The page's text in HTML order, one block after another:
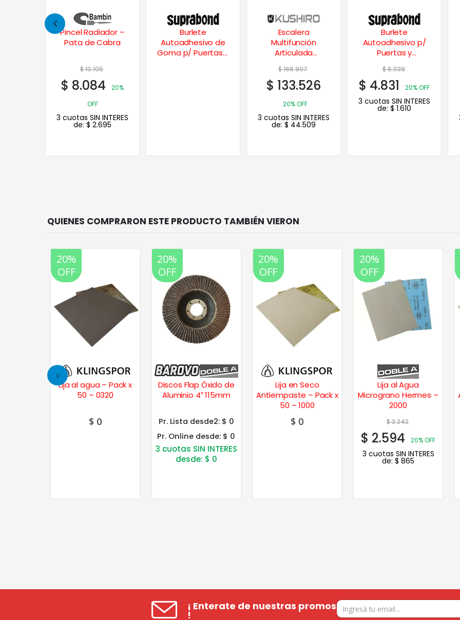
Burlete
Autoadhesivo de
Mts.
Escalera
Multifunción
Articulada
Burlete
Autoadhesivo p/
Puertas y
5 Mts.
$6.039
4.831 20% OFF
3 cuotas SIN INTERES
de:$1.610
Extensor
Telescópico
Aluminio
$57.882
$ 46.306
20%
OFF
20%
OFF
Lija al agua – Pack x
50 – 0320
$ 0
20%
OFF
Discos Flap Óxido de
Aluminio 4″ 115mm
Pr. Lista desde2: $ 0
Pr. Online desde: $ 0
3 cuotas SIN INTERES
desde: $ 0
20%
OFF
Lija en Seco
Antiempaste – Pack x
50 – 1000
$ 0
20%
OFF
Lija al Agua
Micrograno Hermes –
2000
$3.242
$ 2.594 20% OFF
3 cuotas SIN INTERES
de:$ 865
¡ Enterate de nuestras promos
!